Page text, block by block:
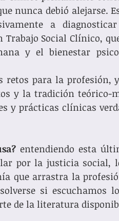
nunca debió alejarse.
a
Social Clínico,
y el bienestar
retos para la profesión,
y la tradición teórico-
y prácticas clínicas
entendiendo esta
por la justicia social,
que arrastra la
si escuchamos
de la literatura